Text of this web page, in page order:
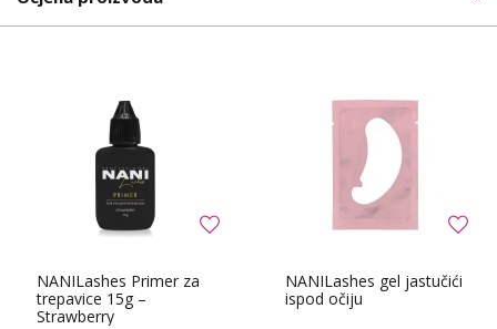
NANILashes Primer za
trepavice 15g –
Strawberry
NANILashes gel jastučići
ispod očiju